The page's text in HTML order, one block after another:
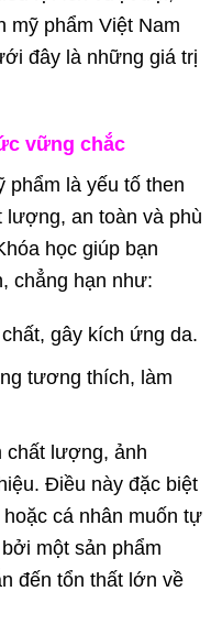
mỹ phẩm Việt Nam
đây là những giá trị
vững chắc
phẩm là yếu tố then
lượng, an toàn và phù
học giúp bạn
chẳng hạn như:
gây kích ứng da.
tương thích, làm
chất lượng, ảnh
Điều này đặc biệt
cá nhân muốn tự
một sản phẩm
đến tổn thất lớn về